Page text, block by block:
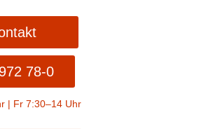
78-0
| Fr 7:30–14 Uhr